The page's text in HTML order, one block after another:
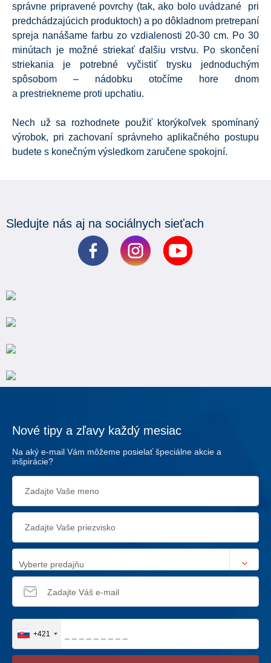
správne pripravené povrchy (tak, ako bolo uvádzané pri
predchádzajúcich produktoch) a po dôkladnom pretrepaní
spreja nanášame farbu zo vzdialenosti 20-30 cm. Po 30
minútach je možné striekať ďalšiu vrstvu. Po skončení
striekania je potrebné vyčistiť trysku jednoduchým
spôsobom – nádobku otočíme hore dnom
a prestriekneme proti upchatiu.
Nech už sa rozhodnete použiť ktorýkoľvek spomínaný
výrobok, pri zachovaní správneho aplikačného postupu
budete s konečným výsledkom zaručene spokojní.
Sledujte nás aj na sociálnych sieťach
Nové tipy a zľavy každý mesiac
Na aký e-mail Vám môžeme posielať špeciálne akcie a
inšpirácie?
Vyberte predajňu
+421